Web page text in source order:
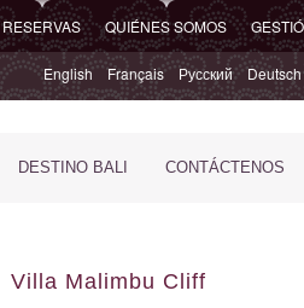
RESERVAS QUIÉNES SOMOS
English Français Русский Deutsch
DESTINO BALI CONTÁCTENOS
Villa Malimbu Cliff